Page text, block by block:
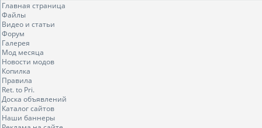
Главная страница
Файлы
Видео и статьи
Форум
Галерея
Мод месяца
Новости модов
Копилка
Правила
Ret. to Pri.
Доска объявлений
Каталог сайтов
Наши баннеры